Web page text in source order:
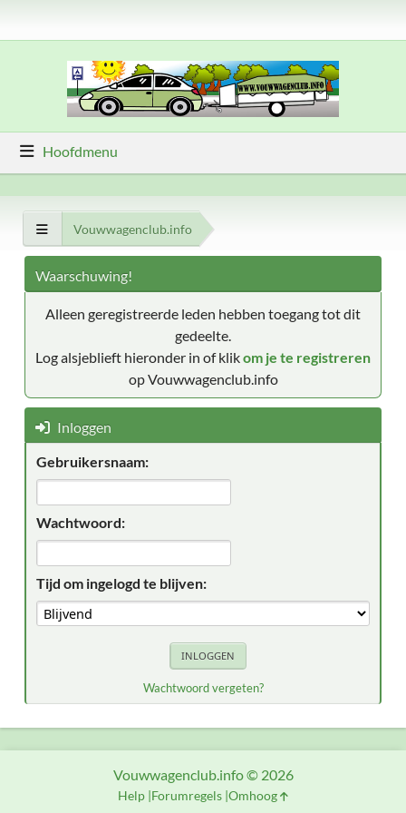
Hoofdmenu
Vouwwagenclub.info
Waarschuwing!
Alleen geregistreerde leden hebben toegang tot dit
gedeelte.
Log alsjeblieft hieronder in of klikom je te registreren
op Vouwwagenclub.info
Inloggen
Gebruikersnaam:
Wachtwoord:
Tijd om ingelogd te blijven:
Wachtwoord vergeten?
Vouwwagenclub.info © 2026
Help Forumregels Omhoog